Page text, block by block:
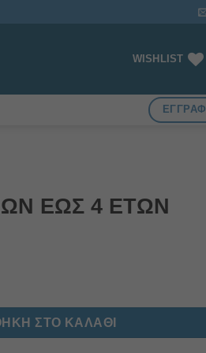
WISHLIST
ΕΩΣ 4 ΕΤΩΝ
ΣΤΟ ΚΑΛΆΘΙ